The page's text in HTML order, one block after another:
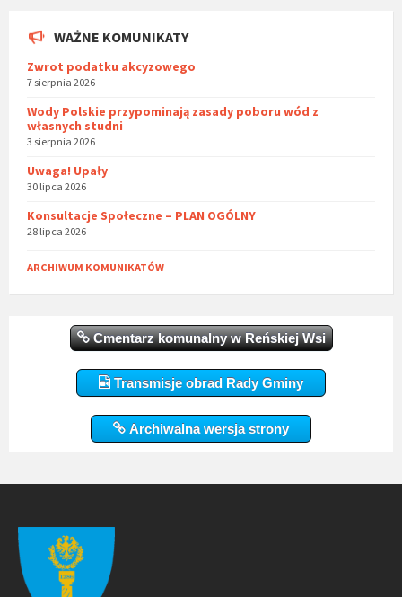
WAŻNE KOMUNIKATY
Zwrot podatku akcyzowego
7 sierpnia 2026
Wody Polskie przypominają zasady poboru wód z
własnych studni
3 sierpnia 2026
Uwaga! Upały
30 lipca 2026
Konsultacje Społeczne – PLAN OGÓLNY
28 lipca 2026
ARCHIWUM KOMUNIKATÓW
Cmentarz komunalny w Reńskiej Wsi
Transmisje obrad Rady Gminy
Archiwalna wersja strony